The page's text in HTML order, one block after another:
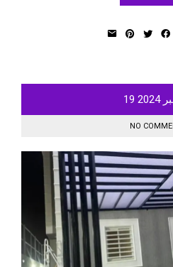
19 2024
NO